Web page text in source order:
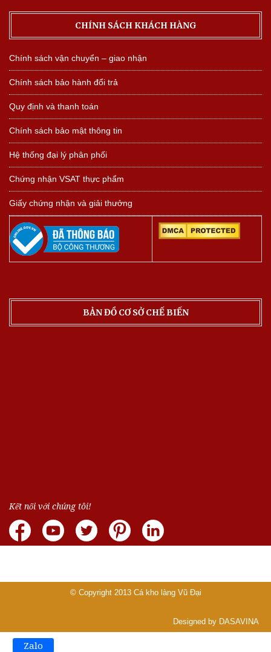
CHÍNH SÁCH KHÁCH HÀNG
Chính sách vận chuyển – giao nhận
Chính sách bảo hành đổi trả
Quy định và thanh toán
Chính sách bảo mật thông tin
Hệ thống đại lý phân phối
Chứng nhận VSAT thực phẩm
Giấy chứng nhận và giải thưởng
BẢN ĐỒ CƠ SỞ CHẾ BIẾN
Kết nối với chúng tôi!
© Copyright 2013 Cá kho làng Vũ Đại
Designed by DASAVINA
Zalo